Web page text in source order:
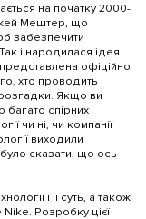
на початку 2000-
Мештер, що
забезпечити
і народилася ідея
офіційно
хто проводить
Якщо ви
багато спірних
чи ні, чи компанії
виходили
сказати, що ось
і її суть, а також
Розробку цієї